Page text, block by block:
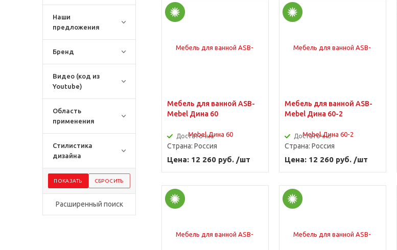
Наши
предложения
Бренд
Видео (код из
Youtube)
Область
применения
Стилистика
дизайна
Расширенный поиск
Мебель для ванной ASB-
Mebel Дина 60
Достаточно
Страна: Россия
Цена: 12 260 руб. /шт
Мебель для ванной ASB-
Mebel Дина 60-2
Достаточно
Страна: Россия
Цена: 12 260 руб. /шт